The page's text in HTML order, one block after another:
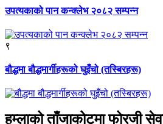
उपत्यकाको पान कन्क्लेभ २०८२ सम्पन्न
९
बौद्धमा बौद्धमार्गीहरूको घुइँचो (तस्बिरहरू)
हुम्लाको ताँजाकोटमा फोरजी